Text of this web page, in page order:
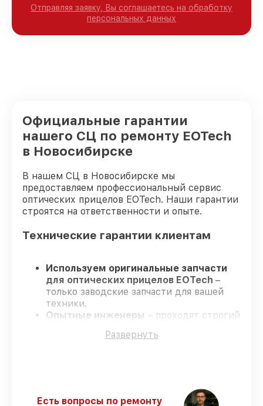
Отправляя заявку, Вы соглашаетесь на обработку
персональных данных
Официальные гарантии
нашего СЦ по ремонту EOTech
в Новосибирске
В нашем СЦ в Новосибирске мы
предоставляем профессиональный сервис
оптических прицелов EOTech. Наши гарантии
строятся на ответственности и опыте.
Технические гарантии клиентам
Используем оригинальные запчасти
для оптических прицелов EOTech –
только заводские запчасти для вашей
техники.
Опытные инженеры – проходят строгий
долговечный результат.
EOTech предоставляется официальное
Развернуть
Есть вопросы по ремонту